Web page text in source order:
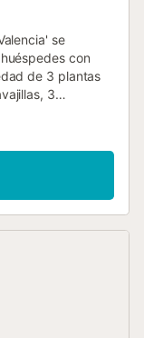
se
con
de 3 plantas
3
Wi-Fi de alta
lavadora
una cuna
exterior privada
terraza